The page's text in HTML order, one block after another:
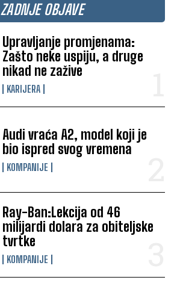
ZADNJE OBJAVE
Upravljanje promjenama:
Zašto neke uspiju, a druge
nikad ne zažive
KARIJERA
Audi vraća A2, model koji je
bio ispred svog vremena
KOMPANIJE
Ray-Ban:Lekcija od 46
milijardi dolara za obiteljske
tvrtke
KOMPANIJE